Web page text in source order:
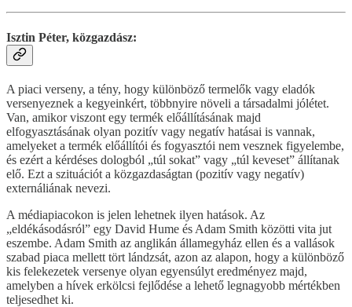
Isztin Péter, közgazdász:
A piaci verseny, a tény, hogy különböző termelők vagy eladók
versenyeznek a kegyeinkért, többnyire növeli a társadalmi jólétet.
Van, amikor viszont egy termék előállításának majd
elfogyasztásának olyan pozitív vagy negatív hatásai is vannak,
amelyeket a termék előállítói és fogyasztói nem vesznek figyelembe,
és ezért a kérdéses dologból „túl sokat” vagy „túl keveset” állítanak
elő. Ezt a szituációt a közgazdaságtan (pozitív vagy negatív)
externáliának nevezi.
A médiapiacokon is jelen lehetnek ilyen hatások. Az
„eldékásodásról” egy David Hume és Adam Smith közötti vita jut
eszembe. Adam Smith az anglikán államegyház ellen és a vallások
szabad piaca mellett tört lándzsát, azon az alapon, hogy a különböző
kis felekezetek versenye olyan egyensúlyt eredményez majd,
amelyben a hívek erkölcsi fejlődése a lehető legnagyobb mértékben
teljesedhet ki.